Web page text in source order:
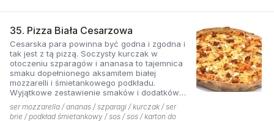
35. Pizza Biała Cesarzowa
Cesarska para powinna być godna i zgodna i
tak jest z tą pizzą. Soczysty kurczak w
otoczeniu szparagów i ananasa to tajemnica
smaku dopełnionego aksamitem białej
mozzarelli i śmietankowego podkładu.
Wyjątkowe zestawienie smaków i dodatków
które tworzą jedną z najchętniej zamawianych
pizzy z menu pizzerii Hyyper
ser mozzarella / ananas / szparagi / kurczak / ser
brie / podkład śmietankowy / sos / sos / karton do